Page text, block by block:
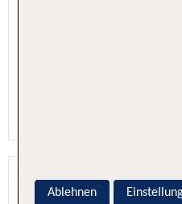
Sheraton Hannover
Ablehnen